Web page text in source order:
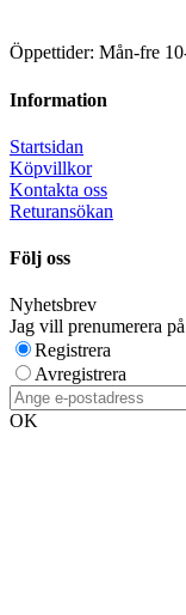
Öppettider: Mån-fre
Information
Startsidan
Köpvillkor
Kontakta oss
Returansökan
Följ oss
Nyhetsbrev
Jag vill prenumerera
Registrera
Avregistrera
OK